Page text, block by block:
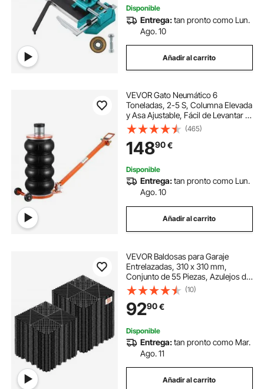
Disponible
Entrega:tan pronto como Lun.
Ago. 10
Añadir al carrito
VEVOR Gato Neumático 6
Toneladas, 2-5 S, Columna Elevada
y Asa Ajustable, Fácil de Levantar y
que Ahorra Espacio, con
Almohadilla de Goma Gruesa, para
Sedán, SUV y Camioneta, 1220 x
325 x 170-583 mm
(465)
14890€
Disponible
Entrega:tan pronto como Lun.
Ago. 10
Añadir al carrito
VEVOR Baldosas para Garaje
Entrelazadas, 310 x 310 mm,
Conjunto de 55 Piezas, Azulejos de
Drenaje de Polipropileno, Suelo
Modular Autoventilado,
Antideslizante, para Baño Cocina
Piscina, Color Negro
(10)
9290€
Disponible
Entrega:tan pronto como Mar.
Ago. 11
Añadir al carrito